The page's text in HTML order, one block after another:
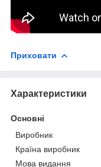
Приховати
Характеристики
Основні
Виробник
Країна виробник
Мова видання